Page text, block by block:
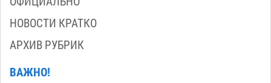
НОВОСТИ КРАТКО
АРХИВ РУБРИК
ВАЖНО!